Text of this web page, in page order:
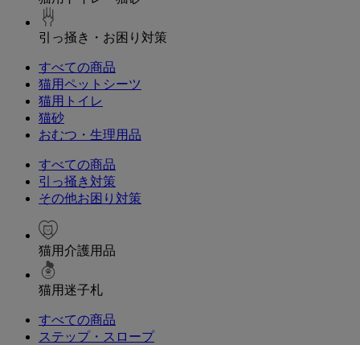
引っ掻き・お困り対策
すべての商品
猫用ペットシーツ
猫用トイレ
猫砂
おむつ・生理用品
すべての商品
引っ掻き対策
その他お困り対策
猫用介護用品
猫用迷子札
すべての商品
ステップ・スロープ